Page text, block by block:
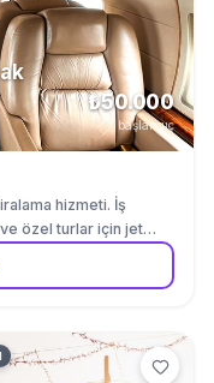
₺50.000
başlangıç
hizmeti. İş
özel turlar için jet
Atatürk (Hezarfen)
içi ve yurt dışı